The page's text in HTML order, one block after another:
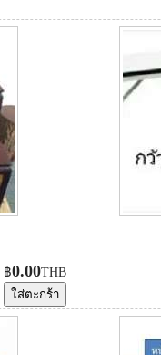
฿0.00THB